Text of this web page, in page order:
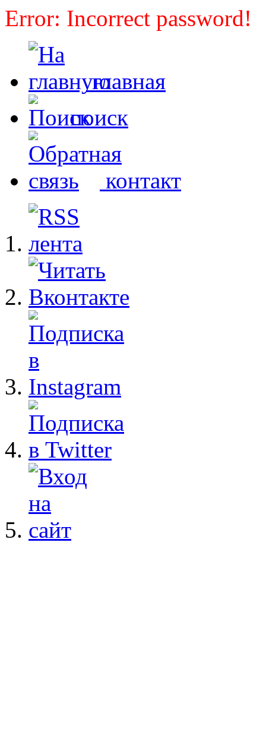
Error: Incorrect password!
главная
поиск
контакт